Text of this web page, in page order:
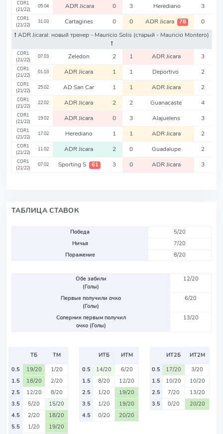
COR1
(21/22)
05.04 ADR Jicara 0 3 Herediano 3
COR1
(21/22)
31.03 Cartagines 0 0 ADR Jicara 78
0
❗️ ADR Jicaral: новый тренер - Mauricio Solis (старый - Mauricio Montero)
❗️
COR1
(21/22)
07.03 Zeledon 2 1 ADR Jicara 3
COR1
(21/22)
01.03 ADR Jicara 1 1 Deportivo 2
COR1
(21/22)
25.02 AD San Car 1 1 ADR Jicara 2
COR1
(21/22)
22.02 ADR Jicara 2 2 Guanacaste 4
COR1
(21/22)
19.02 ADR Jicara 0 3 Alajuelens 3
COR1
(21/22)
17.02 Herediano 1 1 ADR Jicara 2
COR1
(21/22)
11.02 ADR Jicara 2 0 Guadalupe 2
COR1
(21/22)
07.02 Sporting S 61 3 0 ADR Jicara 3
ТАБЛИЦА СТАВОК
Победа
5/20
Ничья
7/20
Поражение
8/20
Обе забили
(Голы)
12/20
Первые получили очко
(Голы)
6/20
Соперник первым получил
очко (Голы)
13/20
ТБ
ТМ
0.5
19/20
1/20
1.5
18/20
2/20
2.5
12/20
8/20
3.5
5/20
15/20
4.5
2/20
18/20
5.5
1/20
19/20
ИТБ
ИТМ
0.5
14/20
6/20
1.5
8/20
12/20
2.5
1/20
19/20
3.5
1/20
19/20
4.5
0/20 20/20
ИТ2Б
ИТ2М
0.5
17/20
3/20
1.5
10/20
10/20
2.5
7/20
13/20
3.5
0/20 20/20